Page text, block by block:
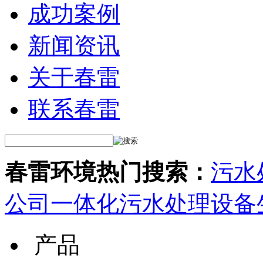
成功案例
新闻资讯
关于春雷
联系春雷
春雷环境热门搜索： 污水
公司 一体化污水处理设备
产品